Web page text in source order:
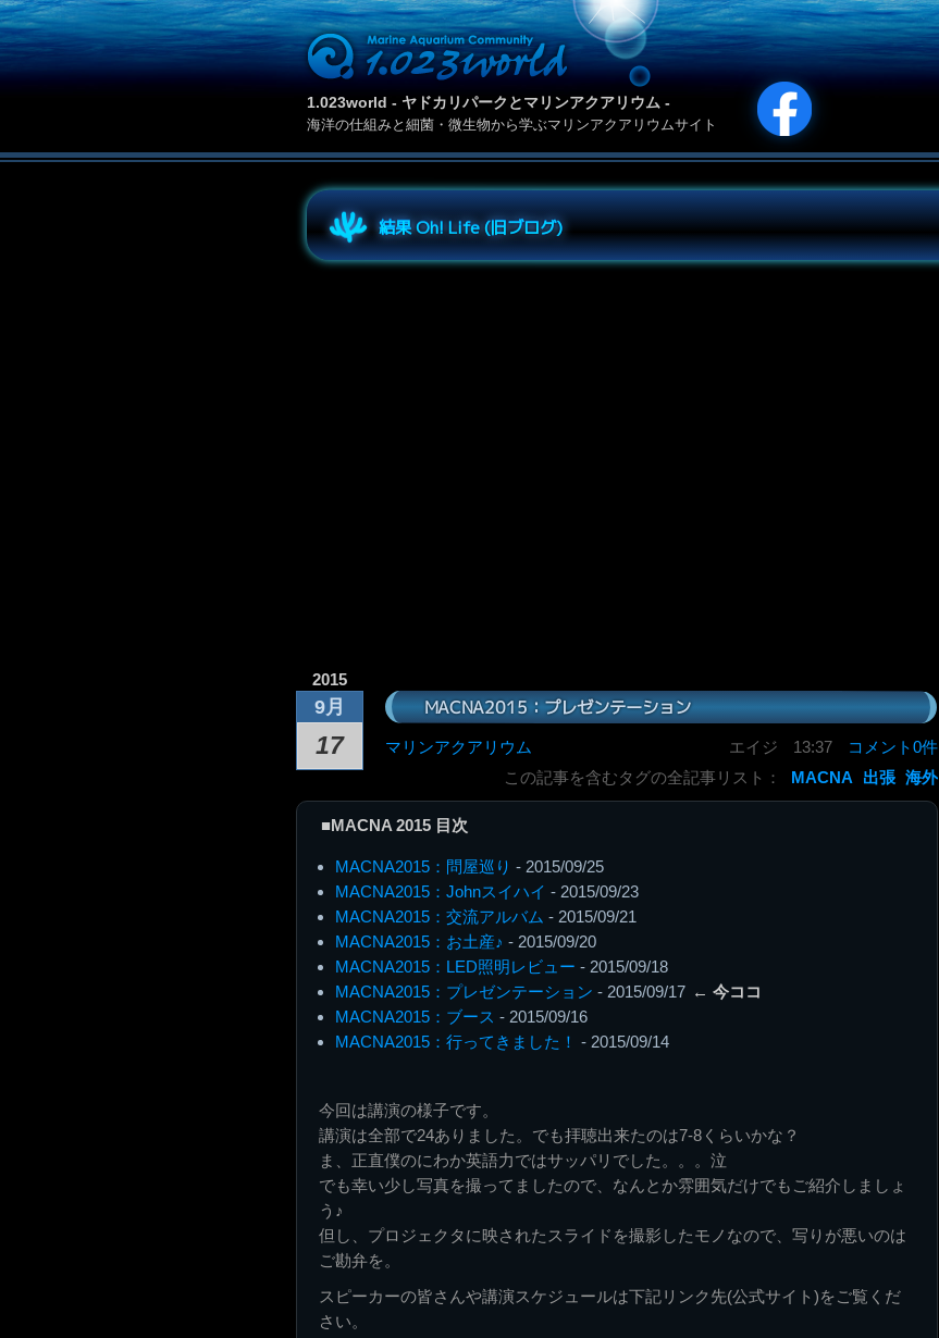
1.023world - ヤドカリパークとマリンアクアリウム -
海洋の仕組みと細菌・微生物から学ぶマリンアクアリウムサイト
結果 Oh! Life (旧ブログ)
2015
9月
17
MACNA2015：プレゼンテーション
マリンアクアリウム エイジ 13:37
コメント0件
この記事を含むタグの全記事リスト：
MACNA 出張 海外
■MACNA 2015 目次
MACNA2015：問屋巡り - 2015/09/25
MACNA2015：Johnスイハイ - 2015/09/23
MACNA2015：交流アルバム - 2015/09/21
MACNA2015：お土産♪ - 2015/09/20
MACNA2015：LED照明レビュー - 2015/09/18
MACNA2015：プレゼンテーション - 2015/09/17 ← 今ココ
MACNA2015：ブース - 2015/09/16
MACNA2015：行ってきました！ - 2015/09/14
今回は講演の様子です。
講演は全部で24ありました。でも拝聴出来たのは7-8くらいかな？
ま、正直僕のにわか英語力ではサッパリでした。。。泣
でも幸い少し写真を撮ってましたので、なんとか雰囲気だけでもご紹介しましょ
う♪
但し、プロジェクタに映されたスライドを撮影したモノなので、写りが悪いのは
ご勘弁を。
スピーカーの皆さんや講演スケジュールは下記リンク先(公式サイト)をご覧くだ
さい。